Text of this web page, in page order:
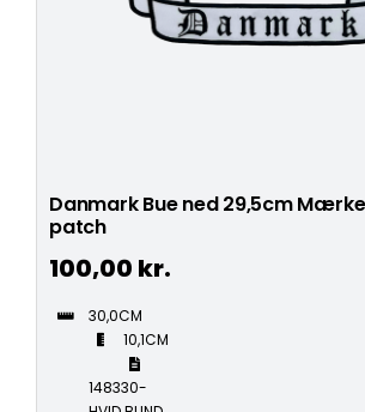
Danmark Bue ned 29,5cm
patch
100,00 kr.
30,0CM
10,1CM
148330-